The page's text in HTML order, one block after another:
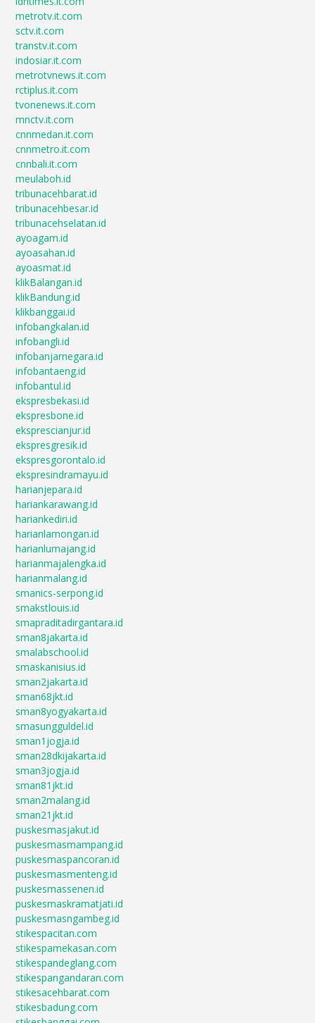
metrotv.it.com
sctv.it.com
transtv.it.com
indosiar.it.com
metrotvnews.it.com
rctiplus.it.com
tvonenews.it.com
mnctv.it.com
cnnmedan.it.com
cnnmetro.it.com
cnnbali.it.com
meulaboh.id
tribunacehbarat.id
tribunacehbesar.id
tribunacehselatan.id
ayoagam.id
ayoasahan.id
ayoasmat.id
klikBalangan.id
klikBandung.id
klikbanggai.id
infobangkalan.id
infobangli.id
infobanjarnegara.id
infobantaeng.id
infobantul.id
ekspresbekasi.id
ekspresbone.id
eksprescianjur.id
ekspresgresik.id
ekspresgorontalo.id
ekspresindramayu.id
harianjepara.id
hariankarawang.id
hariankediri.id
harianlamongan.id
harianlumajang.id
harianmajalengka.id
harianmalang.id
smanics-serpong.id
smakstlouis.id
smapraditadirgantara.id
sman8jakarta.id
smalabschool.id
smaskanisius.id
sman2jakarta.id
sman68jkt.id
sman8yogyakarta.id
smasungguldel.id
sman1jogja.id
sman28dkijakarta.id
sman3jogja.id
sman81jkt.id
sman2malang.id
sman21jkt.id
puskesmasjakut.id
puskesmasmampang.id
puskesmaspancoran.id
puskesmasmenteng.id
puskesmassenen.id
puskesmaskramatjati.id
puskesmasngambeg.id
stikespacitan.com
stikespamekasan.com
stikespandeglang.com
stikespangandaran.com
stikesacehbarat.com
stikesbadung.com